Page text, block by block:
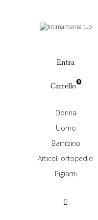
Entra
Carrello 0
Donna
Uomo
Bambino
Articoli ortopedici
Pigiami